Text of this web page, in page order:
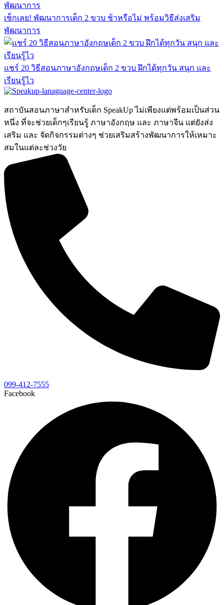
เช็กเลย! พัฒนาการเด็ก 2 ขวบ ช้าหรือไม่ พร้อมวิธีส่งเสริม
พัฒนาการ
แชร์ 20 วิธีสอนภาษาอังกฤษเด็ก 2 ขวบ ฝึกได้ทุกวัน สนุก และ
เรียนรู้ไว
สถาบันสอนภาษาสำหรับเด็ก SpeakUp ไม่เพียงแต่พร้อมเป็นส่วน
หนึ่ง ที่จะช่วยเด็กๆเรียนรู้ ภาษาอังกฤษ และ ภาษาจีน แต่ยังส่ง
เสริม และ จัดกิจกรรมต่างๆ ช่วยเสริมสร้างพัฒนาการให้เหมาะ
สมในแต่ละช่วงวัย
099-412-7555
Facebook